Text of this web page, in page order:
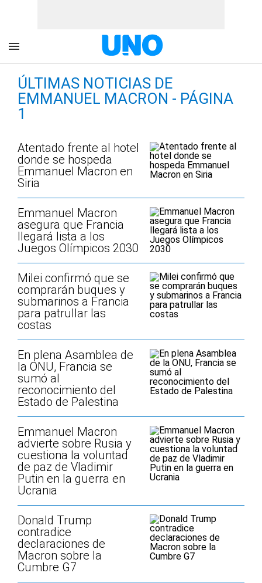
ÚLTIMAS NOTICIAS DE
EMMANUEL MACRON - PÁGINA
1
Atentado frente al hotel
donde se hospeda
Emmanuel Macron en
Siria
Emmanuel Macron
asegura que Francia
llegará lista a los
Juegos Olímpicos 2030
Milei confirmó que se
comprarán buques y
submarinos a Francia
para patrullar las
costas
En plena Asamblea de
la ONU, Francia se
sumó al
reconocimiento del
Estado de Palestina
Emmanuel Macron
advierte sobre Rusia y
cuestiona la voluntad
de paz de Vladimir
Putin en la guerra en
Ucrania
Donald Trump
contradice
declaraciones de
Macron sobre la
Cumbre G7